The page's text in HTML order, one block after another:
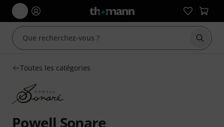
Toutes les catégories
Powell Sonare